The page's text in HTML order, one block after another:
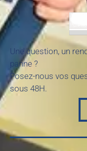
Une question, un
panne ?
Posez-nous vos
sous 48H.